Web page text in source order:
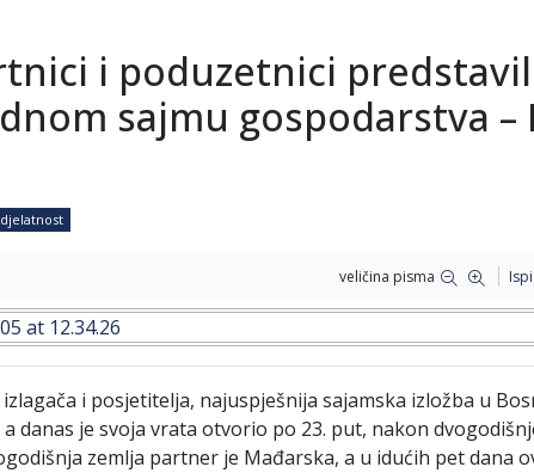
i poduzetnici
sajmu gospodarstva –
veličina pisma
i posjetitelja, najuspješnija sajamska izložba u
danas je svoja vrata otvorio po 23. put, nakon
zemlja partner je Mađarska, a u idućih pet dana